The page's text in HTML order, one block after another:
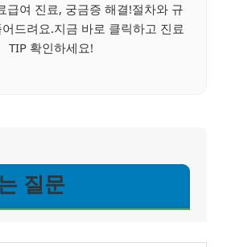
급여 진료, 궁금증 해결!절차와 규
드려요.지금 바로 클릭하고 진료
TIP 확인하세요!
질문